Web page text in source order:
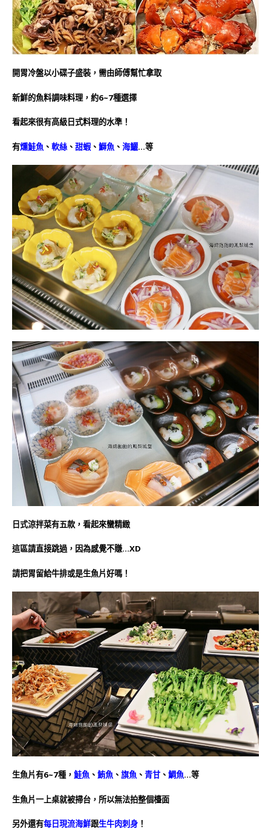
開胃冷盤以小碟子盛裝，需由師傅幫忙拿取
新鮮的魚料調味料理，約6~7種選擇
看起來很有高級日式料理的水準！
有燻鮭魚 、 軟絲 、 甜蝦 、 鰤魚 、 海鱺…等
日式涼拌菜有五款，看起來蠻精緻
這區請直接跳過，因為感覺不賺…XD
請把胃留給牛排或是生魚片好嗎！
生魚片有6~7種， 鮭魚 、 鮪魚 、 旗魚 、 青甘 、 鯛魚…等
生魚片一上桌就被掃台，所以無法拍整個檯面
另外還有每日現流海鮮跟生牛肉刺身 ！